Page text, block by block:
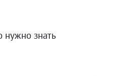
нужно знать